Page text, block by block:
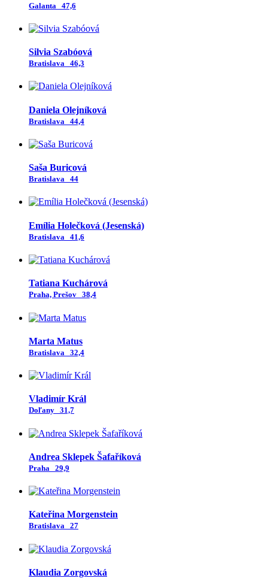
Galanta 47,6
Silvia Szabóová
Bratislava 46,3
Daniela Olejníková
Bratislava 44,4
Saša Buricová
Bratislava 44
Emília Holečková (Jesenská)
Bratislava 41,6
Tatiana Kuchárová
Praha, Prešov 38,4
Marta Matus
Bratislava 32,4
Vladimír Král
Doľany 31,7
Andrea Sklepek Šafaříková
Praha 29,9
Kateřina Morgenstein
Bratislava 27
Klaudia Zorgovská